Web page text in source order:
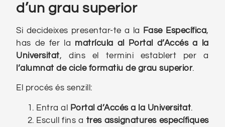
d’un grau superior
Si decideixes presentar-te a la Fase Específica,
has de fer la matrícula al Portal d’Accés a la
Universitat, dins el termini establert per a
l’alumnat de cicle formatiu de grau superior.
El procés és senzill:
Entra al Portal d’Accés a la Universitat.
Escull fins a tres assignatures específiques